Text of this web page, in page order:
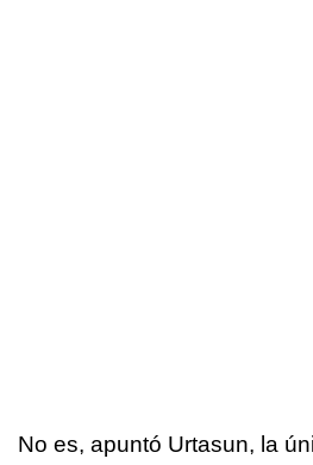
No es, apuntó Urtasun, la